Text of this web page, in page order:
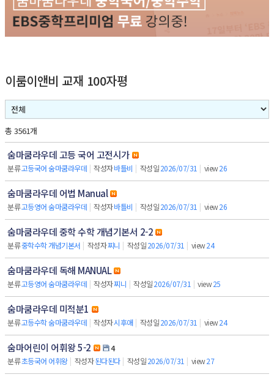
이룸이앤비 교재 100자평
총 3561개
숨마쿰라우데 고등 국어 고전시가
분류고등국어 숨마쿰라우데 | 작성자바틀비 | 작성일2026/07/31 | view26
숨마쿰라우데 어법 Manual
분류고등영어 숨마쿰라우데 | 작성자바틀비 | 작성일2026/07/31 | view26
숨마쿰라우데 중학 수학 개념기본서 2-2
분류중학수학 개념기본서 | 작성자찌니 | 작성일2026/07/31 | view24
숨마쿰라우데 독해 MANUAL
분류고등영어 숨마쿰라우데 | 작성자찌니 | 작성일2026/07/31 | view25
숨마쿰라우데 미적분1
분류고등수학 숨마쿰라우데 | 작성자시후애 | 작성일2026/07/31 | view24
숨마어린이 어휘왕 5-2
4
분류초등국어 어휘왕 | 작성자된다된다 | 작성일2026/07/31 | view27